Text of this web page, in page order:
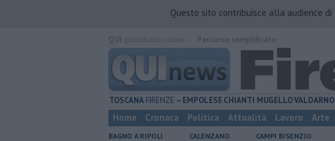
Questo sito contribuisce alla audience di
TOSCANA FIRENZE EMPOLESECHIANTI MUGELLOVALDARNO
Home Cronaca Politica Attualità Lavoro Arte
BAGNO A RIPOLI CALENZANO CAMPI BISENZIO